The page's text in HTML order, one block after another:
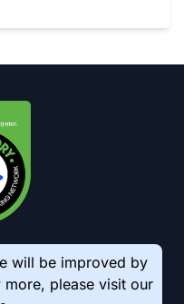
will be improved by
please visit our